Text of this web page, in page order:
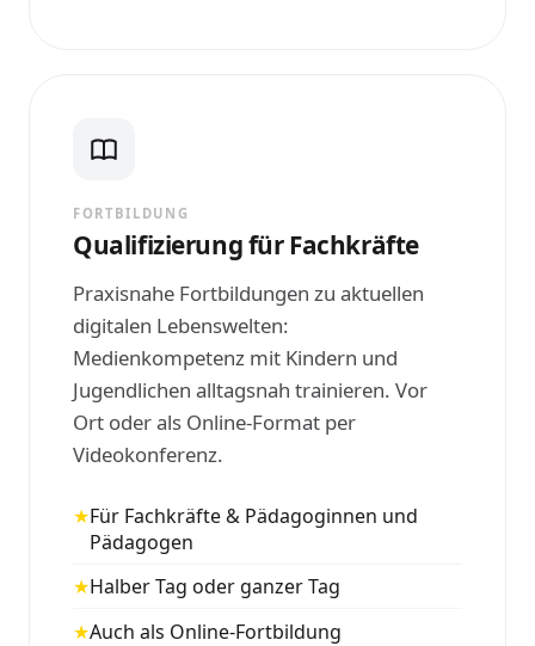
FORTBILDUNG
Qualifizierung für Fachkräfte
Praxisnahe Fortbildungen zu aktuellen
digitalen Lebenswelten:
Medienkompetenz mit Kindern und
Jugendlichen alltagsnah trainieren. Vor
Ort oder als Online-Format per
Videokonferenz.
★Für Fachkräfte & Pädagoginnen und
Pädagogen
★Halber Tag oder ganzer Tag
★Auch als Online-Fortbildung